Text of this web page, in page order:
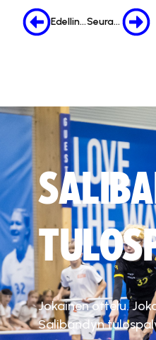
Edellinen Seuraava
Jokainen ottelu.
Salibandyn